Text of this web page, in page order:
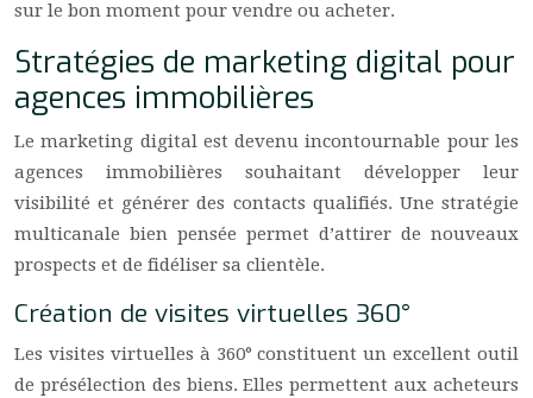
sur le bon moment pour vendre ou acheter.
Stratégies de marketing digital pour
agences immobilières
Le marketing digital est devenu incontournable pour les
agences immobilières souhaitant développer leur
visibilité et générer des contacts qualifiés. Une stratégie
multicanale bien pensée permet d’attirer de nouveaux
prospects et de fidéliser sa clientèle.
Création de visites virtuelles 360°
Les visites virtuelles à 360° constituent un excellent outil
de présélection des biens. Elles permettent aux acheteurs